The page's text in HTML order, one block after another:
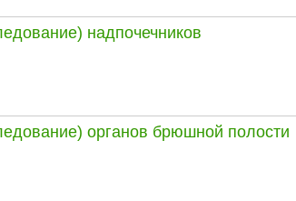
надпочечников
органов брюшной полости